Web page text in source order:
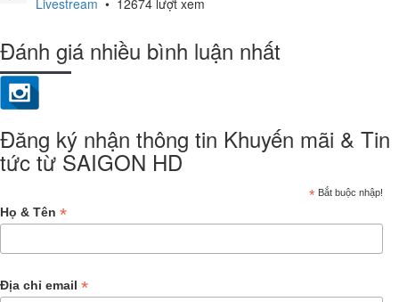
Livestream • 12674 lượt xem
Đánh giá nhiều bình luận nhất
Đăng ký nhận thông tin Khuyến mãi & Tin
tức từ SAIGON HD
* Bắt buộc nhập!
Họ & Tên *
Địa chỉ email *